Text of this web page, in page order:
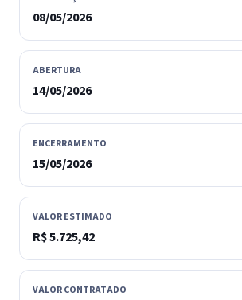
08/05/2026
ABERTURA
14/05/2026
ENCERRAMENTO
15/05/2026
VALOR ESTIMADO
R$ 5.725,42
VALOR CONTRATADO